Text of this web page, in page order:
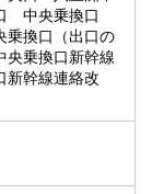
中央乗換口
乗換口（出口の
乗換口新幹線
幹線連絡改